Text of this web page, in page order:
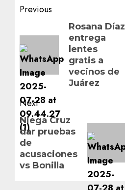
Post
navigation
Previous
post:
Rosana Díaz
entrega
lentes
gratis a
vecinos de
Juárez
Next
Next
post:
Niega Cruz
dar pruebas
de
acusaciones
vs Bonilla